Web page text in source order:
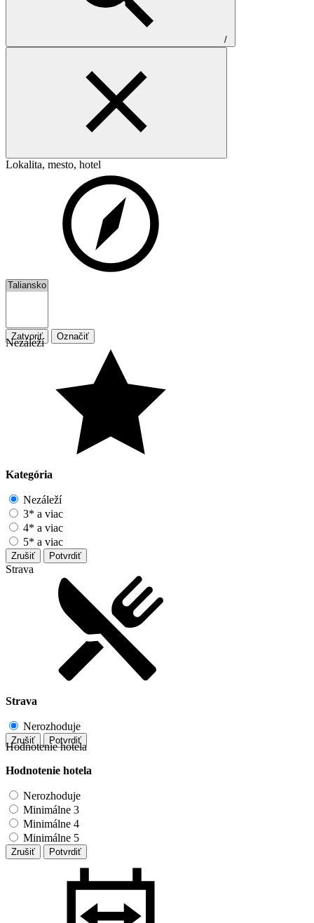
/
Lokalita, mesto, hotel
Zatvoriť Označiť
Nezáleží
Kategória
Nezáleží
3* a viac
4* a viac
5* a viac
Zrušiť Potvrdiť
Strava
Strava
Nerozhoduje
Zrušiť Potvrdiť
Hodnotenie hotela
Hodnotenie hotela
Nerozhoduje
Minimálne 3
Minimálne 4
Minimálne 5
Zrušiť Potvrdiť